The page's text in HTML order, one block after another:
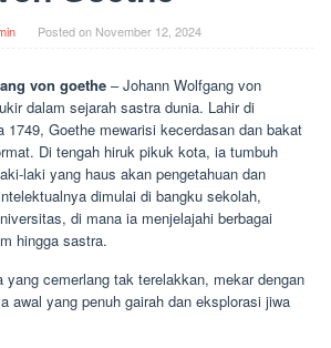
Posted on November 12, 2024
von goethe – Johann Wolfgang von
dalam sejarah sastra dunia. Lahir di
1749, Goethe mewarisi kecerdasan dan bakat
Di tengah hiruk pikuk kota, ia tumbuh
laki yang haus akan pengetahuan dan
dimulai di bangku sekolah,
di mana ia menjelajahi berbagai
hingga sastra.
yang cemerlang tak terelakkan, mekar dengan
awal yang penuh gairah dan eksplorasi jiwa